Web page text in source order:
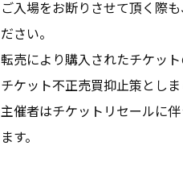
ご入場をお断りさせて頂く際
ださい。
転売により購入されたチケッ
チケット不正売買抑止策とし
主催者はチケットリセールに
ます。